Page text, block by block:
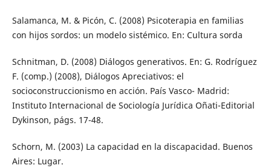
Salamanca, M. & Picón, C. (2008) Psicoterapia en familias
con hijos sordos: un modelo sistémico. En: Cultura sorda
Schnitman, D. (2008) Diálogos generativos. En: G. Rodríguez
F. (comp.) (2008), Diálogos Apreciativos: el
socioconstruccionismo en acción. País Vasco- Madrid:
Instituto Internacional de Sociología Jurídica Oñati-Editorial
Dykinson, págs. 17-48.
Schorn, M. (2003) La capacidad en la discapacidad. Buenos
Aires: Lugar.